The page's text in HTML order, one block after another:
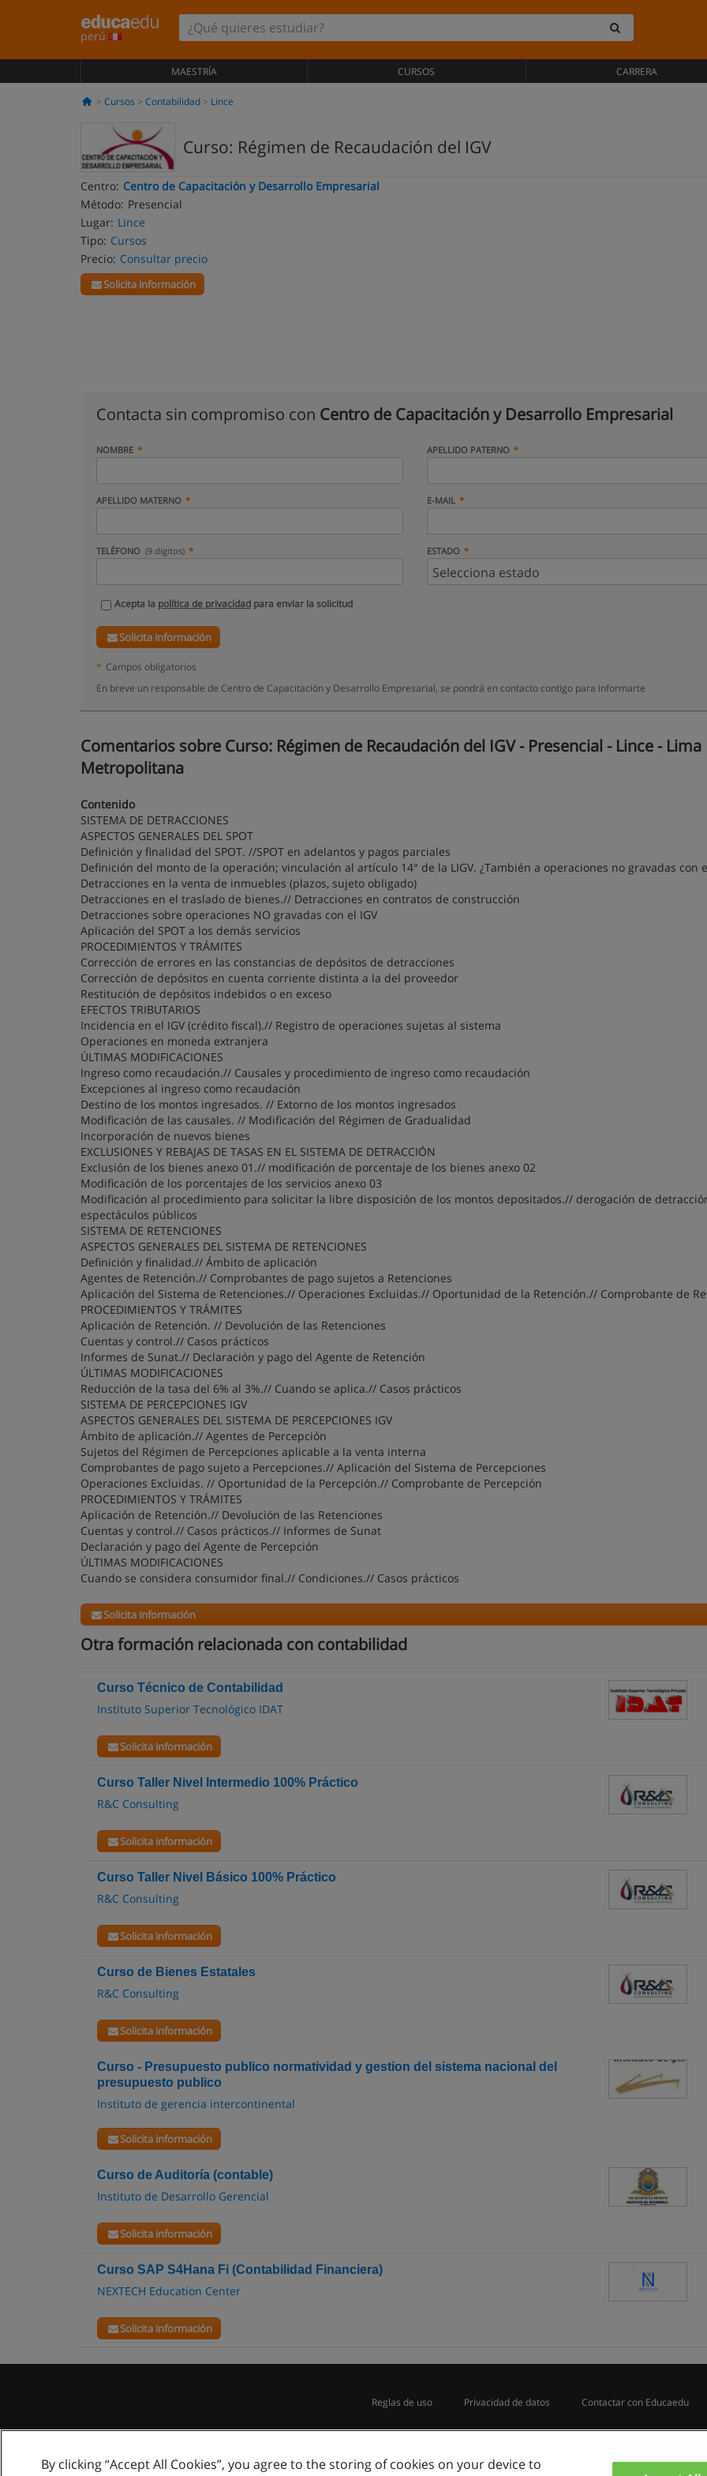
perú
MAESTRÍA CURSOS CARRERA
Cursos Contabilidad Lince
Curso: Régimen de Recaudación del IGV
Centro: Centro de Capacitación y Desarrollo Empresarial
Método: Presencial
Lugar: Lince
Tipo: Cursos
Precio: Consultar precio
Solicita información
Contacta sin compromiso con Centro de Capacitación y Desarrollo Empresarial
NOMBRE APELLIDO PATERNO
APELLIDO MATERNO E-MAIL
TELÉFONO (9 dígitos) ESTADO
Acepta la política de privacidad para enviar la solicitud
Solicita información
* Campos obligatorios
En breve un responsable de Centro de Capacitación y Desarrollo Empresarial, se pondrá en contacto contigo para informarte
Comentarios sobre Curso: Régimen de Recaudación del IGV - Presencial - Lince - Lima
Metropolitana
Contenido
SISTEMA DE DETRACCIONES
ASPECTOS GENERALES DEL SPOT
Definición y finalidad del SPOT. //SPOT en adelantos y pagos parciales
Definición del monto de la operación; vinculación al artículo 14° de la LIGV. ¿También a operaciones no gravadas con
Detracciones en la venta de inmuebles (plazos, sujeto obligado)
Detracciones en el traslado de bienes.// Detracciones en contratos de construcción
Detracciones sobre operaciones NO gravadas con el IGV
Aplicación del SPOT a los demás servicios
PROCEDIMIENTOS Y TRÁMITES
Corrección de errores en las constancias de depósitos de detracciones
Corrección de depósitos en cuenta corriente distinta a la del proveedor
Restitución de depósitos indebidos o en exceso
EFECTOS TRIBUTARIOS
Incidencia en el IGV (crédito fiscal).// Registro de operaciones sujetas al sistema
Operaciones en moneda extranjera
ÚLTIMAS MODIFICACIONES
Ingreso como recaudación.// Causales y procedimiento de ingreso como recaudación
Excepciones al ingreso como recaudación
Destino de los montos ingresados. // Extorno de los montos ingresados
Modificación de las causales. // Modificación del Régimen de Gradualidad
Incorporación de nuevos bienes
EXCLUSIONES Y REBAJAS DE TASAS EN EL SISTEMA DE DETRACCIÓN
Exclusión de los bienes anexo 01.// modificación de porcentaje de los bienes anexo 02
Modificación de los porcentajes de los servicios anexo 03
Modificación al procedimiento para solicitar la libre disposición de los montos depositados.// derogación de
espectáculos públicos
SISTEMA DE RETENCIONES
ASPECTOS GENERALES DEL SISTEMA DE RETENCIONES
Definición y finalidad.// Ámbito de aplicación
Agentes de Retención.// Comprobantes de pago sujetos a Retenciones
Aplicación del Sistema de Retenciones.// Operaciones Excluidas.// Oportunidad de la Retención.// Comprobante de
PROCEDIMIENTOS Y TRÁMITES
Aplicación de Retención. // Devolución de las Retenciones
Cuentas y control.// Casos prácticos
Informes de Sunat.// Declaración y pago del Agente de Retención
ÚLTIMAS MODIFICACIONES
Reducción de la tasa del 6% al 3%.// Cuando se aplica.// Casos prácticos
SISTEMA DE PERCEPCIONES IGV
ASPECTOS GENERALES DEL SISTEMA DE PERCEPCIONES IGV
Ámbito de aplicación.// Agentes de Percepción
Sujetos del Régimen de Percepciones aplicable a la venta interna
Comprobantes de pago sujeto a Percepciones.// Aplicación del Sistema de Percepciones
Operaciones Excluidas. // Oportunidad de la Percepción.// Comprobante de Percepción
PROCEDIMIENTOS Y TRÁMITES
Aplicación de Retención.// Devolución de las Retenciones
Cuentas y control.// Casos prácticos.// Informes de Sunat
Declaración y pago del Agente de Percepción
ÚLTIMAS MODIFICACIONES
Cuando se considera consumidor final.// Condiciones.// Casos prácticos
Solicita información
Otra formación relacionada con contabilidad
Curso Técnico de Contabilidad
Instituto Superior Tecnológico IDAT
Solicita información
Curso Taller Nivel Intermedio 100% Práctico
R&C Consulting
Solicita información
Curso Taller Nivel Básico 100% Práctico
R&C Consulting
Solicita información
Curso de Bienes Estatales
R&C Consulting
Solicita información
Curso - Presupuesto publico normatividad y gestion del sistema nacional del
presupuesto publico
Instituto de gerencia intercontinental
Solicita información
Curso de Auditoría (contable)
Instituto de Desarrollo Gerencial
Solicita información
Curso SAP S4Hana Fi (Contabilidad Financiera)
NEXTECH Education Center
Solicita información
Reglas de uso Privacidad de datos Contactar con Educaedu
By clicking “Accept All Cookies”, you agree to the storing of cookies on your device to